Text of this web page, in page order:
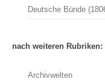
Deutsche Bünde
nach weiteren Rubriken:
Archivwelten